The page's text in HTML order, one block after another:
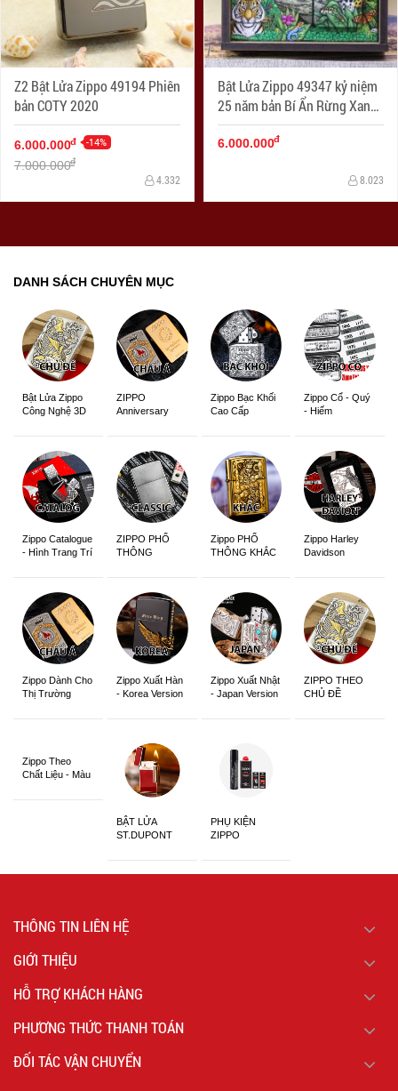
Z2 Bật Lửa Zippo 49194 Phiên
bản COTY 2020
6.000.000đ -14%
7.000.000đ
4.332
Bật Lửa Zippo 49347 kỷ niệm
25 năm bản Bí Ẩn Rừng Xanh
1995 ra đời
6.000.000đ
8.023
DANH SÁCH CHUYÊN MỤC
Bật Lửa Zippo
Công Nghệ 3D
ZIPPO
Anniversary
Zippo Bạc Khối
Cao Cấp
Zippo Cổ - Quý
- Hiếm
Zippo Catalogue
- Hình Trang Trí
ZIPPO PHỔ
THÔNG
Zippo PHỔ
THÔNG KHẮC
Zippo Harley
Davidson
Zippo Dành Cho
Thị Trường
Zippo Xuất Hàn
- Korea Version
Zippo Xuất Nhật
- Japan Version
ZIPPO THEO
CHỦ ĐỀ
Zippo Theo
Chất Liệu - Màu
BẬT LỬA
ST.DUPONT
PHỤ KIỆN
ZIPPO
THÔNG TIN LIÊN HỆ
GIỚI THIỆU
HỖ TRỢ KHÁCH HÀNG
PHƯƠNG THỨC THANH TOÁN
ĐỐI TÁC VẬN CHUYỂN